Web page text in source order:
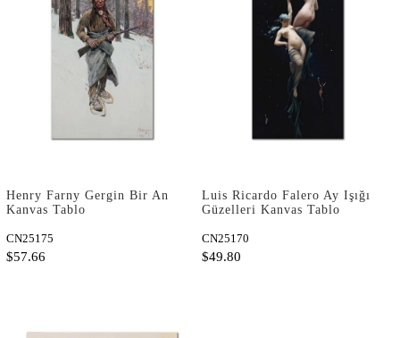
Henry Farny Gergin Bir An
Kanvas Tablo
CN25175
$57.66
Luis Ricardo Falero Ay Işığı
Güzelleri Kanvas Tablo
CN25170
$49.80